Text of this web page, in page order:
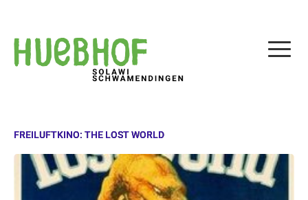
FREILUFTKINO: THE LOST WORLD